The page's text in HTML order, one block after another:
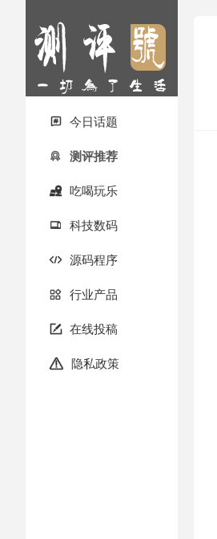
 今日话题
 测评推荐
 吃喝玩乐
 科技数码
 源码程序
 行业产品
 在线投稿
 隐私政策